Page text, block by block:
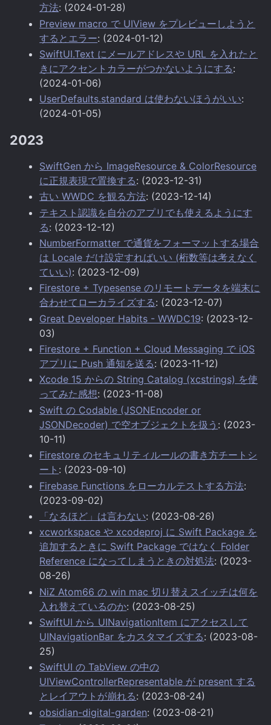
方法: (2024-01-28)
Preview macro で UIView をプレビューしようと
するとエラー: (2024-01-12)
SwiftUI.Text にメールアドレスや URL を入れたと
きにアクセントカラーがつかないようにする:
(2024-01-06)
UserDefaults.standard は使わないほうがいい:
(2024-01-05)
2023
SwiftGen から ImageResource & ColorResource
に正規表現で置換する: (2023-12-31)
古い WWDC を観る方法: (2023-12-14)
テキスト認識を自分のアプリでも使えるようにす
る: (2023-12-12)
NumberFormatter で通貨をフォーマットする場合
は Locale だけ設定すればいい (桁数等は考えなく
ていい): (2023-12-09)
Firestore + Typesense のリモートデータを端末に
合わせてローカライズする: (2023-12-07)
Great Developer Habits - WWDC19: (2023-12-
03)
Firestore + Function + Cloud Messaging で iOS
アプリに Push 通知を送る: (2023-11-12)
Xcode 15 からの String Catalog (xcstrings) を使
ってみた感想: (2023-11-08)
Swift の Codable (JSONEncoder or
JSONDecoder) で空オブジェクトを扱う : (2023-
10-11)
Firestore のセキュリティルールの書き方チートシ
ート : (2023-09-10)
Firebase Functions をローカルテストする方法:
(2023-09-02)
「なるほど」は言わない: (2023-08-26)
xcworkspace や xcodeproj に Swift Package を
追加するときに Swift Package ではなく Folder
Reference になってしまうときの対処法: (2023-
08-26)
NiZ Atom66 の win mac 切り替えスイッチは何を
入れ替えているのか: (2023-08-25)
SwiftUI から UINavigationItem にアクセスして
UINavigationBar をカスタマイズする: (2023-08-
25)
SwiftUI の TabView の中の
UIViewControllerRepresentable が present する
とレイアウトが崩れる: (2023-08-24)
obsidian-digital-garden: (2023-08-21)